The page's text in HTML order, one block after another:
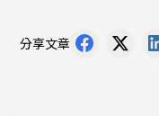
分享文章